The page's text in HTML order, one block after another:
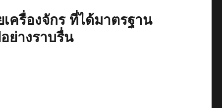
ครื่องจักร ที่ได้มาตรฐาน
ย่างราบรื่น